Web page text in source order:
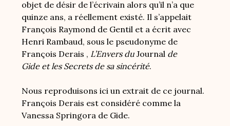
objet de désir de l’écrivain alors qu’il n’a que
quinze ans, a réellement existé. Il s’appelait
François Raymond de Gentil et a écrit avec
Henri Rambaud, sous le pseudonyme de
François Derais , L’Envers du Journal de
Gide et les Secrets de sa sincérité.
Nous reproduisons ici un extrait de ce journal.
François Derais est considéré comme la
Vanessa Springora de Gide.